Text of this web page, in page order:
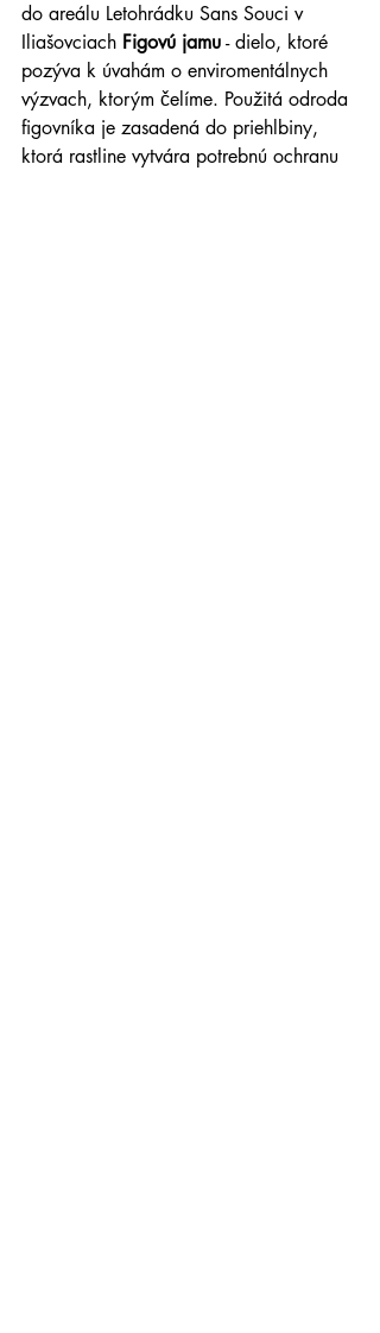
do areálu Letohrádku Sans Souci v
Iliašovciach Figovú jamu - dielo, ktoré
pozýva k úvahám o enviromentálnych
výzvach, ktorým čelíme. Použitá odroda
figovníka je zasadená do priehlbiny,
ktorá rastline vytvára potrebnú ochranu